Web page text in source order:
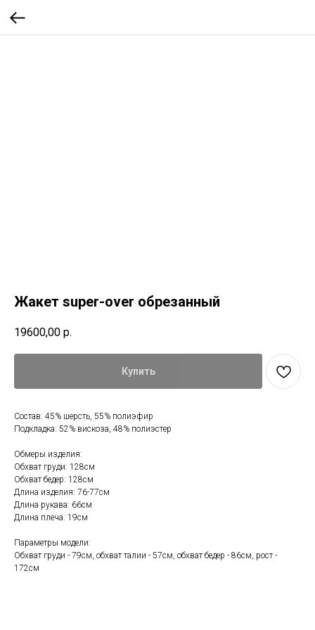
Жакет super-over обрезанный
19600,00 р.
Купить
Состав: 45% шерсть, 55% полиэфир
Подкладка: 52% вискоза, 48% полиэстер
Обмеры изделия:
Обхват груди: 128см
Обхват бедер: 128см
Длина изделия: 76-77см
Длина рукава: 66см
Длина плеча: 19см
Параметры модели:
Обхват груди - 79см, обхват талии - 57см, обхват бедер - 86см, рост -
172см